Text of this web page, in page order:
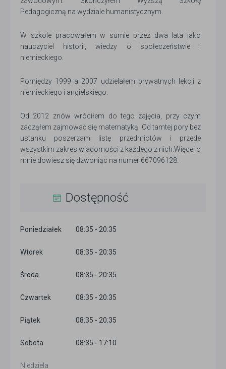
Pedagogiczną na wydziale humanistycznym.
W szkole pracowałem w sumie przez dwa lata jako
nauczyciel historii, wiedzy o społeczeństwie i
niemieckiego.
Pomiędzy 1999 a 2007 udzielałem prywatnych lekcji z
niemieckiego i angielskiego.
Od 2012 znów wróciłem do tego zajęcia, przy czym
zacząłem zajmować się matematyką. Od tamtej pory bez
ustanku poszerzam listę przedmiotów i przede
wszystkim zakres wiadomości z każdego z nich.Więcej o
mnie dowiesz się dzwoniąc na numer 667096128.
Dostępność
Poniedziałek 08:35 - 20:35
Wtorek 08:35 - 20:35
Środa 08:35 - 20:35
Czwartek 08:35 - 20:35
Piątek 08:35 - 20:35
Sobota 08:35 - 17:10
Niedziela